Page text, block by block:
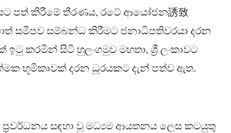
පත් කිරීමේ තීරණය, රටේ ආයෝජන誘致
සමීපව සම්බන්ධ කිරීමට ජනාධිපතිවරයා දරන
කරමින් සිටි හුලංගමුව මහතා, ශ්‍රී ලංකාවට
භූමිකාවක් දරන ධූරයකට දැන් පත්ව ඇත.
සඳහා වූ මධ්‍යම ආයතනය ලෙස කටයුතු